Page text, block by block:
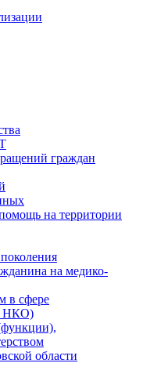
граждан
на территории
на медико-
в сфере
НКО)
области